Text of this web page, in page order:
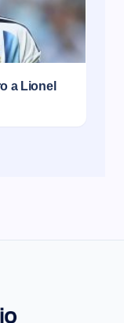
a Lionel